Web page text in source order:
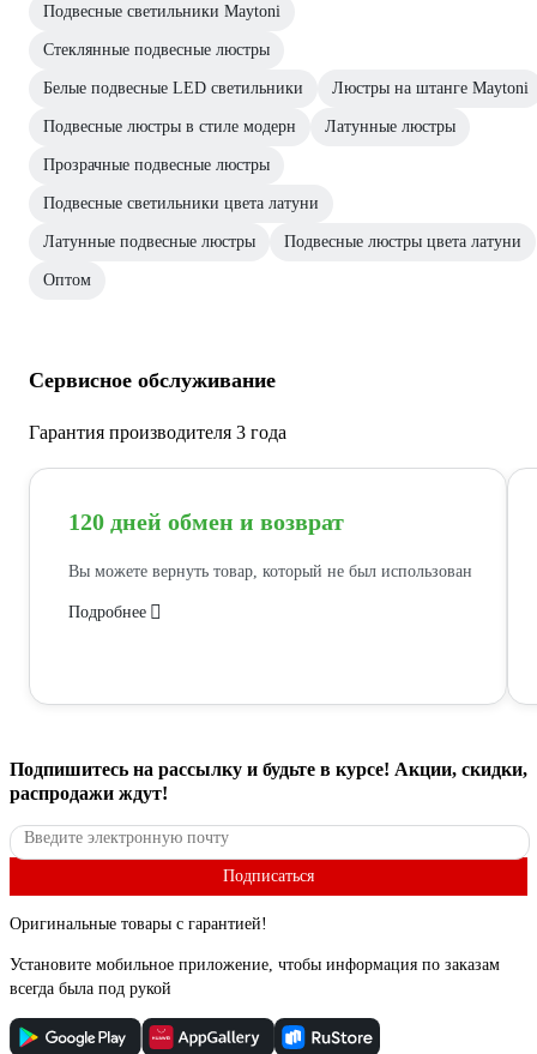
Подвесные светильники Maytoni
Стеклянные подвесные люстры
Белые подвесные LED светильники Люстры на штанге Maytoni
Подвесные люстры в стиле модерн Латунные люстры
Прозрачные подвесные люстры
Подвесные светильники цвета латуни
Латунные подвесные люстры Подвесные люстры цвета латуни
Оптом
Сервисное обслуживание
Гарантия производителя 3 года
120 дней обмен и возврат
Вы можете вернуть товар, который не был использован
Подробнее
Подпишитесь на рассылку и будьте в курсе! Акции, скидки,
распродажи ждут!
Подписаться
Оригинальные товары с гарантией!
Установите мобильное приложение, чтобы информация по заказам
всегда была под рукой